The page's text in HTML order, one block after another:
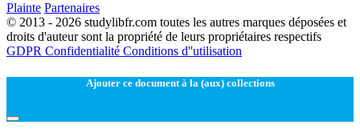
Plainte Partenaires
© 2013 - 2026 studylibfr.com toutes les autres marques déposées et
droits d'auteur sont la propriété de leurs propriétaires respectifs
GDPR Confidentialité Conditions d''utilisation
Ajouter ce document à la (aux) collections